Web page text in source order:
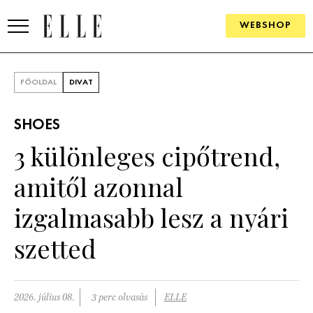
WEBSHOP
SZÉPSÉG
PSZICHÉ
PÁRKAPCSOLAT
FŐOLDAL DIVAT
SHOES
3 különleges cipőtrend,
amitől azonnal
izgalmasabb lesz a nyári
szetted
2026. július 08. 3 perc olvasás ELLE